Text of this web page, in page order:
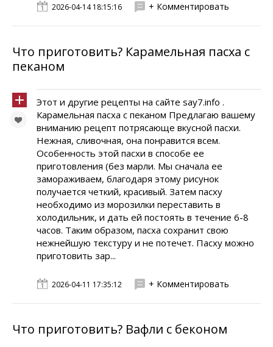
2026-04-14 18:15:16 + Комментировать
Что приготовить? Карамельная пасха с
пеканом
Этот и другие рецепты на сайте say7.info .
Карамельная пасха с пеканом Предлагаю вашему
вниманию рецепт потрясающе вкусной пасхи.
Нежная, сливочная, она понравится всем.
Особенность этой пасхи в способе ее
приготовления (без марли. Мы сначала ее
замораживаем, благодаря этому рисунок
получается четкий, красивый. Затем пасху
необходимо из морозилки переставить в
холодильник, и дать ей постоять в течение 6-8
часов. Таким образом, пасха сохранит свою
нежнейшую текстуру и не потечет. Пасху можно
приготовить зар...
2026-04-11 17:35:12 + Комментировать
Что приготовить? Вафли с беконом